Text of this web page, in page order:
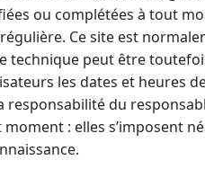
ou complétées à tout
Ce site est
peut être
les dates et heures
du
: elles s’imposent